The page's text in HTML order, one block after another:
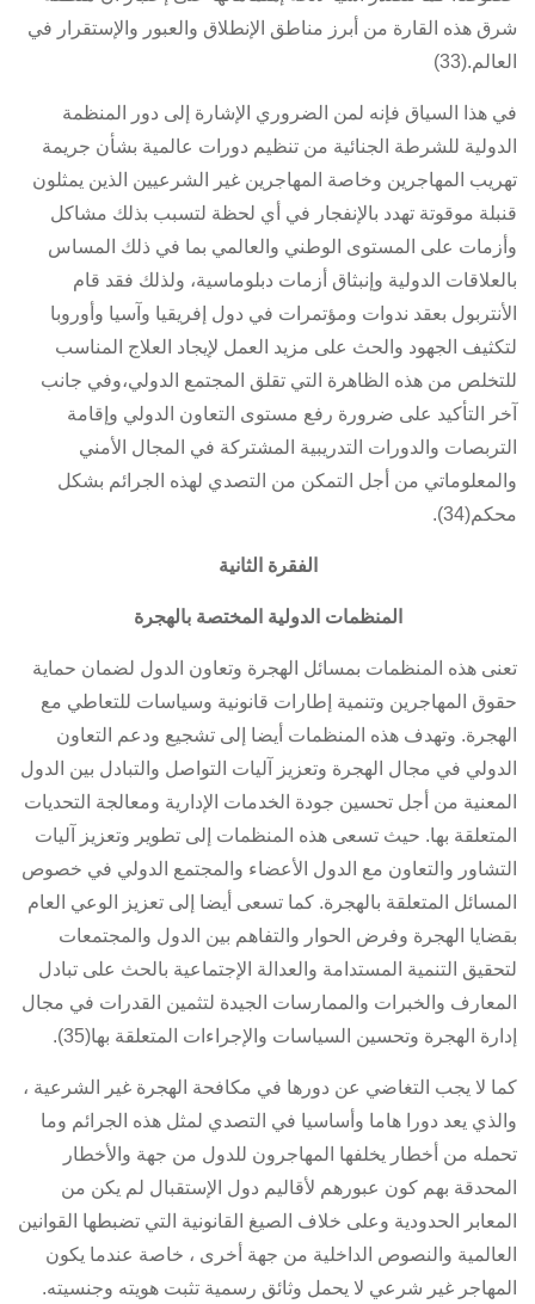
شرق هذه القارة من أبرز مناطق الإنطلاق والعبور والإستقرار في
العالم.(33)
في هذا السياق فإنه لمن الضروري الإشارة إلى دور المنظمة
الدولية للشرطة الجنائية من تنظيم دورات عالمية بشأن جريمة
تهريب المهاجرين وخاصة المهاجرين غير الشرعيين الذين يمثلون
قنبلة موقوتة تهدد بالإنفجار في أي لحظة لتسبب بذلك مشاكل
وأزمات على المستوى الوطني والعالمي بما في ذلك المساس
بالعلاقات الدولية وإنبثاق أزمات دبلوماسية، ولذلك فقد قام
الأنتربول بعقد ندوات ومؤتمرات في دول إفريقيا وآسيا وأوروبا
لتكثيف الجهود والحث على مزيد العمل لإيجاد العلاج المناسب
للتخلص من هذه الظاهرة التي تقلق المجتمع الدولي،وفي جانب
آخر التأكيد على ضرورة رفع مستوى التعاون الدولي وإقامة
التربصات والدورات التدريبية المشتركة في المجال الأمني
والمعلوماتي من أجل التمكن من التصدي لهذه الجرائم بشكل
محكم(34).
الفقرة الثانية
المنظمات الدولية المختصة بالهجرة
تعنى هذه المنظمات بمسائل الهجرة وتعاون الدول لضمان حماية
حقوق المهاجرين وتنمية إطارات قانونية وسياسات للتعاطي مع
الهجرة. وتهدف هذه المنظمات أيضا إلى تشجيع ودعم التعاون
الدولي في مجال الهجرة وتعزيز آليات التواصل والتبادل بين الدول
المعنية من أجل تحسين جودة الخدمات الإدارية ومعالجة التحديات
المتعلقة بها. حيث تسعى هذه المنظمات إلى تطوير وتعزيز آليات
التشاور والتعاون مع الدول الأعضاء والمجتمع الدولي في خصوص
المسائل المتعلقة بالهجرة. كما تسعى أيضا إلى تعزيز الوعي العام
بقضايا الهجرة وفرض الحوار والتفاهم بين الدول والمجتمعات
لتحقيق التنمية المستدامة والعدالة الإجتماعية بالحث على تبادل
المعارف والخبرات والممارسات الجيدة لتثمين القدرات في مجال
إدارة الهجرة وتحسين السياسات والإجراءات المتعلقة بها(35).
كما لا يجب التغاضي عن دورها في مكافحة الهجرة غير الشرعية ،
والذي يعد دورا هاما وأساسيا في التصدي لمثل هذه الجرائم وما
تحمله من أخطار يخلفها المهاجرون للدول من جهة والأخطار
المحدقة بهم كون عبورهم لأقاليم دول الإستقبال لم يكن من
المعابر الحدودية وعلى خلاف الصيغ القانونية التي تضبطها القوانين
العالمية والنصوص الداخلية من جهة أخرى ، خاصة عندما يكون
المهاجر غير شرعي لا يحمل وثائق رسمية تثبت هويته وجنسيته.